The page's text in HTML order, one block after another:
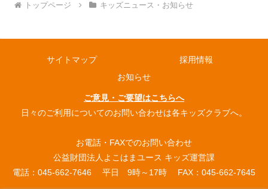
トップページ キッズニュース・お知らせ
サイトマップ
採用情報
お知らせ
ご意見・ご要望はこちらへ
日々のご利用についてのお問い合わせは各キッズクラブへ。
お電話・FAXでのお問い合わせ
公益財団法人よこはまユース キッズ運営課
電話：045-662-7646 平日 9時～17時 FAX：045-662-7645